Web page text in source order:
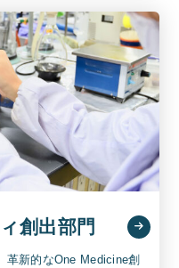
創出部門
革新的なOne Medicine創